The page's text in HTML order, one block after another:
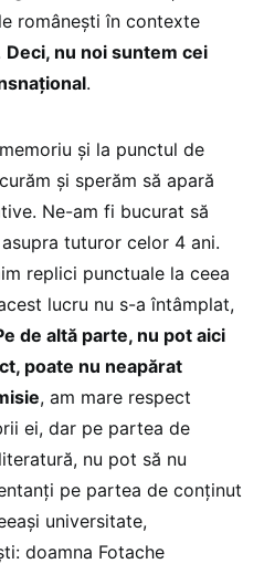
românești în contexte
Deci, nu noi suntem cei
.
și la punctul de
și sperăm să apară
Ne-am fi bucurat să
tuturor celor 4 ani.
replici punctuale la ceea
lucru nu s-a întâmplat,
de altă parte, nu pot aici
poate nu neapărat
, am mare respect
ei, dar pe partea de
nu pot să nu
pe partea de conținut
universitate,
doamna Fotache